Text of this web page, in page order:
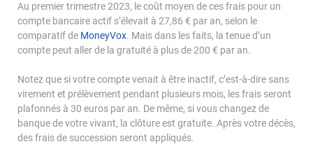
Au premier trimestre 2023, le coût moyen de ces frais pour un
compte bancaire actif s’élevait à 27,86 € par an, selon le
comparatif de MoneyVox. Mais dans les faits, la tenue d’un
compte peut aller de la gratuité à plus de 200 € par an.
Notez que si votre compte venait à être inactif, c’est-à-dire sans
virement et prélèvement pendant plusieurs mois, les frais seront
plafonnés à 30 euros par an. De même, si vous changez de
banque de votre vivant, la clôture est gratuite. Après votre décès,
des frais de succession seront appliqués.